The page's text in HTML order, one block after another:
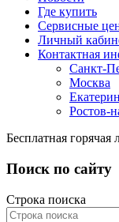
Где купить
Сервисные
Личный
Контактная
Санкт-
Москва
Ростов-
Бесплатная горячая
Поиск по сайту
Строка поиска